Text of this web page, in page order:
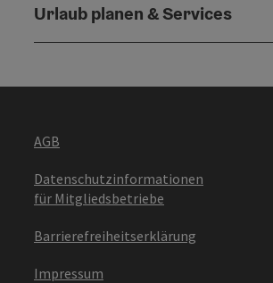
Urlaub planen & Services
AGB
Datenschutzinformationen
für Mitgliedsbetriebe
Barrierefreiheitserklärung
Impressum